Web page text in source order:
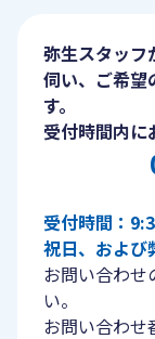
弥生スタッフ
伺い、ご希望
す。
受付時間内に
受付時間：
祝日、および
お問い合わせ
い。
お問い合わせ